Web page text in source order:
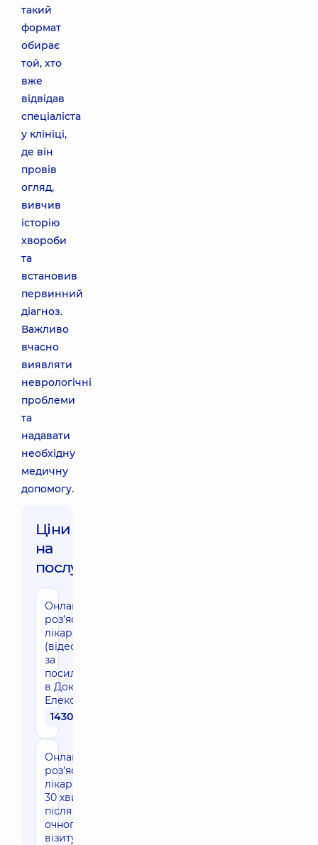
такий
формат
обирає
той, хто
вже
відвідав
спеціаліста
у клініці,
де він
провів
огляд,
вивчив
історію
хвороби
та
встановив
первинний
діагноз.
Важливо
вчасно
виявляти
неврологічні
проблеми
та
надавати
необхідну
медичну
допомогу.
Ціни
на
послуги:
Онлайн-
роз'яснення
лікаря 30 хв
(відеозв'язок
за
посиланням
в Доктор
Елекс)
1430 грн
Онлайн-
роз'яснення
лікаря до
30 хвилин
після
очного
візиту